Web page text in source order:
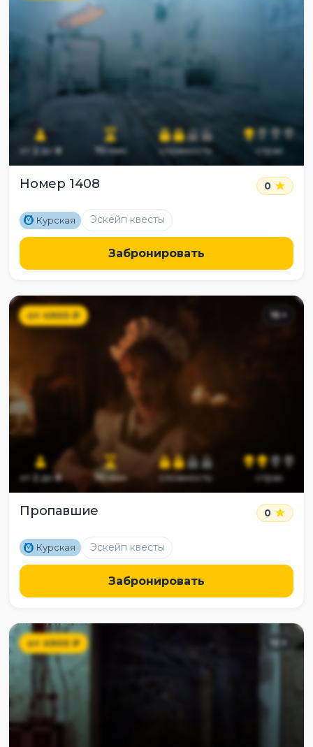
от 2 до8 70 мин сложность страх
Номер 1408 0
M Курская Эскейп квесты
Забронировать
от4900₽ 16+
от 2до8 70 мин сложность страх
Пропавшие 0
M Курская Эскейп квесты
Забронировать
от4900₽ 12 +